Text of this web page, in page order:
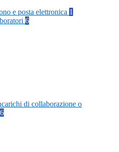
e posta elettronica 1
6
di collaborazione o
6